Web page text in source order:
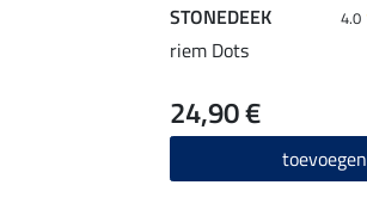
STONEDEEK 4.0
riem Dots
24,90 €
toevoegen